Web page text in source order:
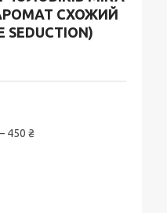
СХОЖИЙ
SEDUCTION)
450 ₴